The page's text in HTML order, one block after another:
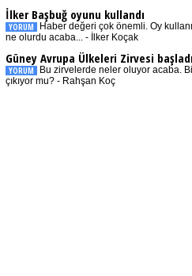
İlker Başbuğ oyunu kullandı
YORUM
Haber değeri çok önemli. Oy
ne olurdu acaba... - İlker Koçak
Güney Avrupa Ülkeleri Zirvesi başladı
YORUM
Bu zirvelerde neler oluyor acaba.
çıkıyor mu? - Rahşan Koç